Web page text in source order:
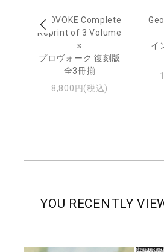
PROVOKE Complete
Reprint of 3 Volume
s
プロヴォーク 復刻版
全3冊揃
8,800円(税込)
イ
YOU RECENTLY